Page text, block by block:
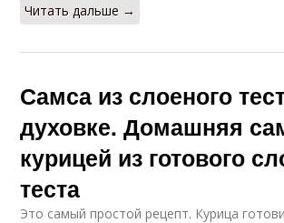
Читать дальше →
Самса из слоеного
духовке. Домашняя
курицей из готового
теста
Это самый простой рецепт. Курица